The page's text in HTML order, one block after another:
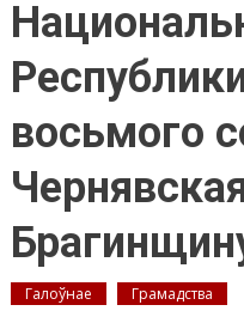
восьмого
Галоўнае Грамадства